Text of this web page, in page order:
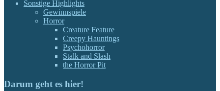
Sonstige Highlights
Gewinnspiele
Horror
Creature Feature
Creepy Hauntings
Psychohorror
Stalk and Slash
the Horror Pit
Darum geht es hier!